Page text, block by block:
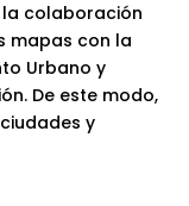
la colaboración
mapas con la
Urbano y
De este modo,
y